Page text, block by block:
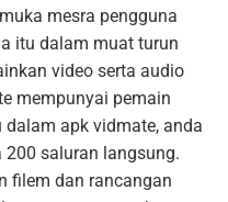
mesra pengguna
itu dalam muat turun
video serta audio
mempunyai pemain
apk vidmate, anda
saluran langsung.
filem dan rancangan